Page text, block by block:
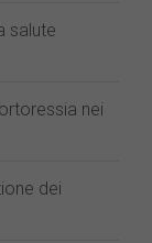
salute
nei
dei